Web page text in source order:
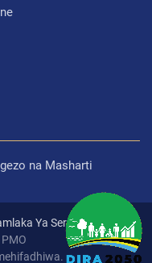
na Masharti
Ya Serikali Mtandao